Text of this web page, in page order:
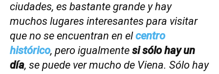
ciudades, es bastante grande y hay
muchos lugares interesantes para visitar
que no se encuentran en elcentro
histórico, pero igualmente si sólo hay un
día, se puede ver mucho de Viena. Sólo hay